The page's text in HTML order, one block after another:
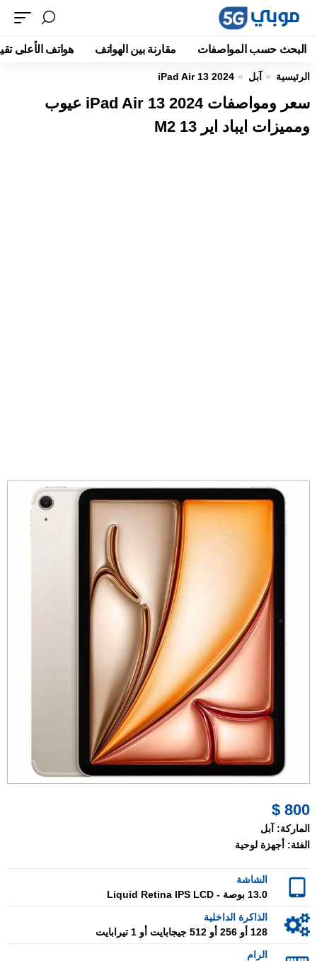
البحث حسب المواصفات مقارنة بين الهواتف هواتف الأعلى
الرئيسية آبل iPad Air 13 2024
سعر ومواصفات iPad Air 13 2024 عيوب
ومميزات ايباد اير 13 M2
800 $
الماركة: آبل
الفئة: أجهزة لوحية
الشاشة
13.0 بوصة - Liquid Retina IPS LCD
الذاكرة الداخلية
128 أو 256 أو 512 جيجابايت أو 1 تيرابايت
الرام